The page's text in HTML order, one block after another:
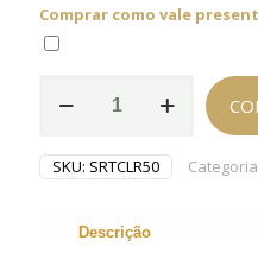
Comprar como vale
Refrescante
1h
quantidade
SKU: SRTCLR50
Descrição